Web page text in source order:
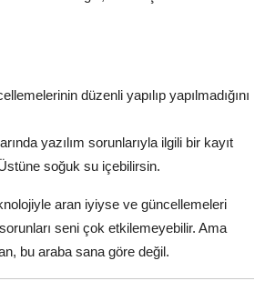
düzenli yapılıp yapılmadığını
yazılım sorunlarıyla ilgili bir kayıt
soğuk su içebilirsin.
aran iyiyse ve güncellemeleri
seni çok etkilemeyebilir. Ama
bu araba sana göre değil.